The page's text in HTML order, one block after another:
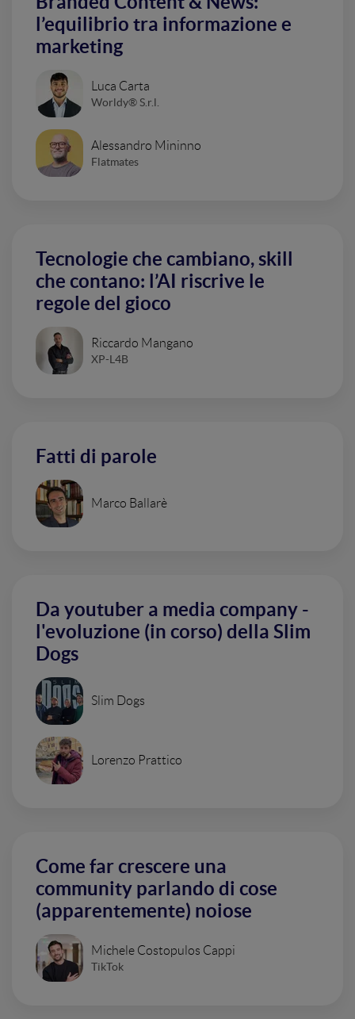
l’equilibrio tra informazione e
marketing
Luca Carta
Worldy® S.r.l.
Alessandro Mininno
Flatmates
Tecnologie che cambiano, skill
che contano: l’AI riscrive le
regole del gioco
Riccardo Mangano
XP-L4B
Fatti di parole
Marco Ballarè
Da youtuber a media company -
l'evoluzione (in corso) della Slim
Dogs
Slim Dogs
Lorenzo Prattico
Come far crescere una
community parlando di cose
(apparentemente) noiose
Michele Costopulos Cappi
TikTok